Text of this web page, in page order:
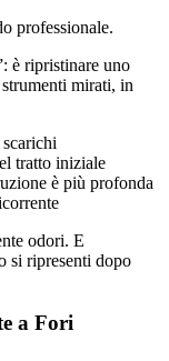
professionale.
è ripristinare uno
mirati, in
tratto iniziale
è più profonda
odori. E
si ripresenti dopo
a Fori